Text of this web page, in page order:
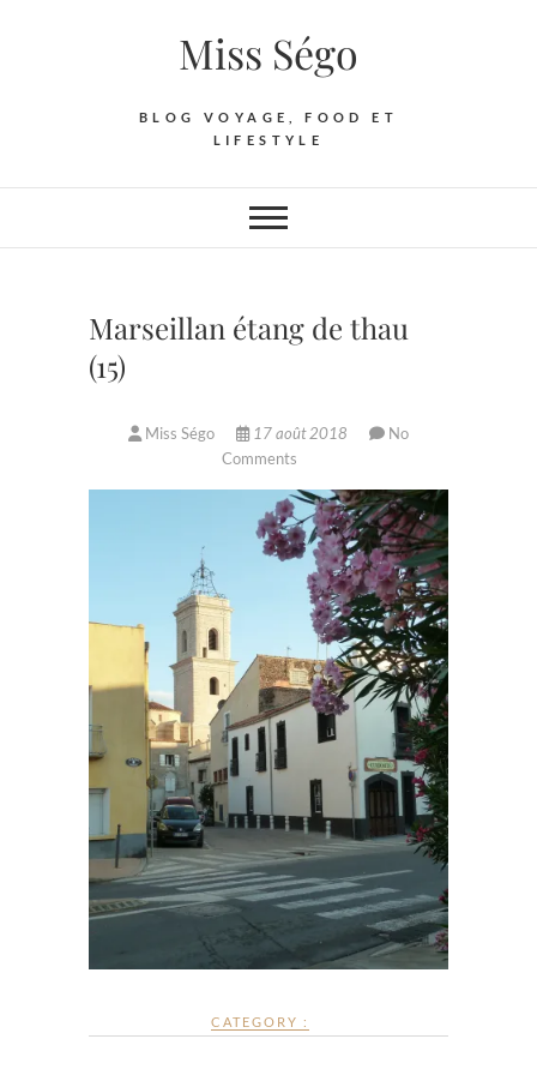
Miss Ségo
BLOG VOYAGE, FOOD ET
LIFESTYLE
Marseillan étang de thau
(15)
Miss Ségo 17 août 2018
No
Comments
CATEGORY :